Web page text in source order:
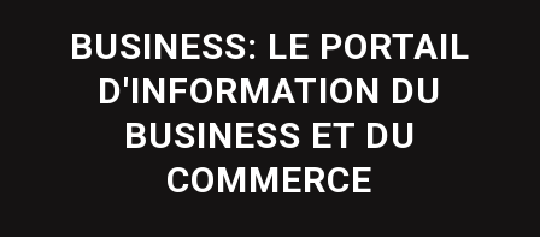
content
BUSINESS: LE PORTAIL
D'INFORMATION DU
BUSINESS ET DU
COMMERCE